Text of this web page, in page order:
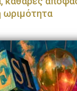
ωριμότητα